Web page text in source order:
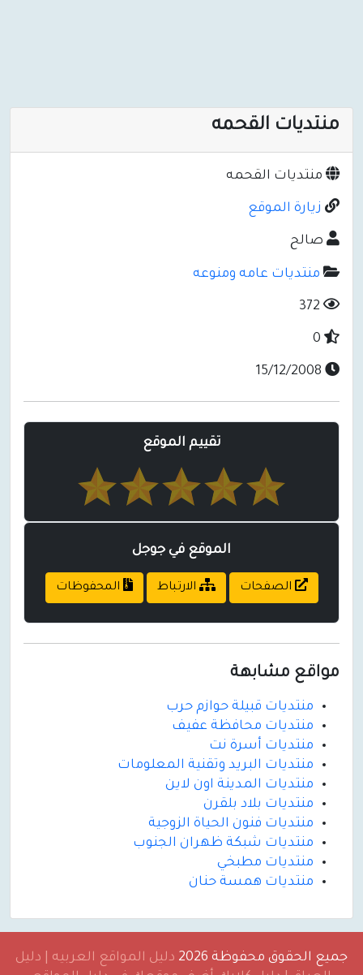
منتديات القحمه
منتديات القحمه
زيارة الموقع
صالح
منتديات عامه ومنوعه
تقييم الموقع
الموقع في جوجل
الصفحات الارتباط المحفوظات
مواقع مشابهة
منتديات قبيلة حوازم حرب
منتديات محافظة عفيف
منتديات أسرة نت
منتديات البريد وتقنية المعلومات
منتديات المدينة اون لاين
منتديات بلاد بلقرن
منتديات فنون الحياة الزوجية
منتديات شبكة ظهران الجنوب
منتديات مطبخي
منتديات همسة حنان
جميع الحقوق محفوظة 2026
دليل المواقع العربيه | دليل